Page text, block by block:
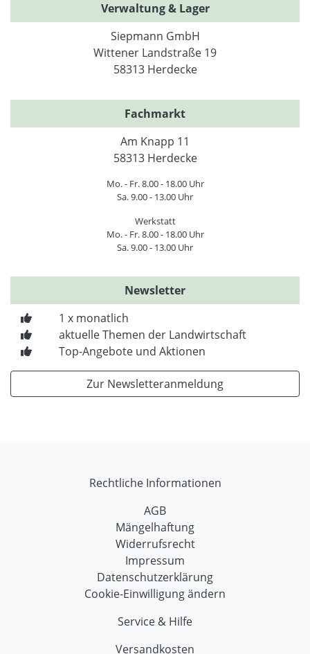
Verwaltung & Lager
Siepmann GmbH
Wittener Landstraße 19
58313 Herdecke
Fachmarkt
Am Knapp 11
58313 Herdecke
Mo. - Fr. 8.00 - 18.00 Uhr
Sa. 9.00 - 13.00 Uhr
Werkstatt
Mo. - Fr. 8.00 - 18.00 Uhr
Sa. 9.00 - 13.00 Uhr
Newsletter
1 x monatlich
aktuelle Themen der Landwirtschaft
Top-Angebote und Aktionen
Zur Newsletteranmeldung
Rechtliche Informationen
AGB
Mängelhaftung
Widerrufsrecht
Impressum
Datenschutzerklärung
Cookie-Einwilligung ändern
Service & Hilfe
Versandkosten